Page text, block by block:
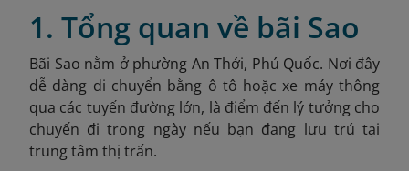
1. Tổng quan về bãi Sao
Bãi Sao nằm ở phường An Thới, Phú Quốc. Nơi đây
dễ dàng di chuyển bằng ô tô hoặc xe máy thông
qua các tuyến đường lớn, là điểm đến lý tưởng cho
chuyến đi trong ngày nếu bạn đang lưu trú tại
trung tâm thị trấn.